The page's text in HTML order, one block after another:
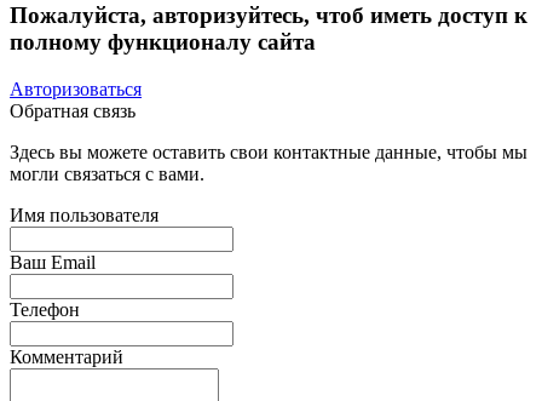
Пожалуйста, авторизуйтесь, чтоб иметь доступ к
полному функционалу сайта
Авторизоваться
Обратная связь
Здесь вы можете оставить свои контактные данные, чтобы мы
могли связаться с вами.
Имя пользователя
Ваш Email
Телефон
Комментарий